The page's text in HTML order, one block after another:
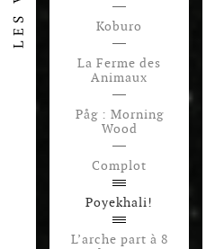
Koburo
La Ferme des
Animaux
Påg : Morning
Wood
Complot
Poyekhali!
L’arche part à 8